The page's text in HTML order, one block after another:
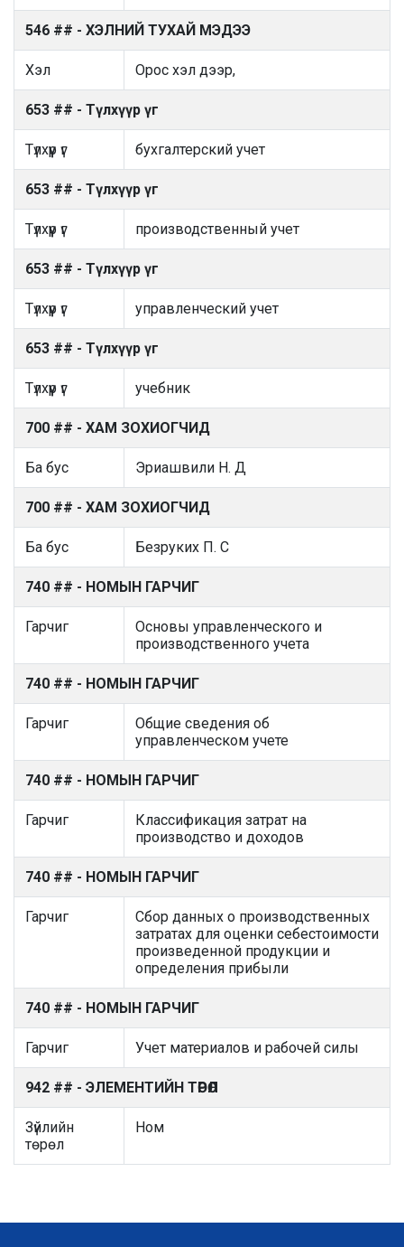
546 ## - ХЭЛНИЙ ТУХАЙ МЭДЭЭ
Хэл Орос хэл дээр,
653 ## - Түлхүүр үг
Түлхүүр үг бухгалтерский учет
653 ## - Түлхүүр үг
Түлхүүр үг производственный учет
653 ## - Түлхүүр үг
Түлхүүр үг управленческий учет
653 ## - Түлхүүр үг
Түлхүүр үг учебник
700 ## - ХАМ ЗОХИОГЧИД
Ба бус Эриашвили Н. Д
700 ## - ХАМ ЗОХИОГЧИД
Ба бус Безруких П. С
740 ## - НОМЫН ГАРЧИГ
Гарчиг
Основы управленческого и
производственного учета
740 ## - НОМЫН ГАРЧИГ
Гарчиг
Общие сведения об
управленческом учете
740 ## - НОМЫН ГАРЧИГ
Гарчиг
Классификация затрат на
производство и доходов
740 ## - НОМЫН ГАРЧИГ
Гарчиг
Сбор данных о производственных
затратах для оценки себестоимости
произведенной продукции и
определения прибыли
740 ## - НОМЫН ГАРЧИГ
Гарчиг Учет материалов и рабочей силы
942 ## - ЭЛЕМЕНТИЙН ТӨРӨЛ
Зүйлийн
төрөл
Ном